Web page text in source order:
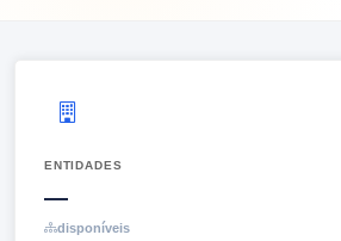
ENTIDADES
—
disponíveis